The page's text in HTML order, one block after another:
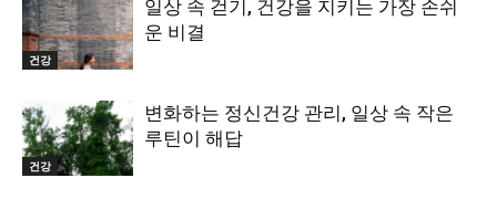
건강
일상 속 걷기, 건강을 지키는 가장 손쉬
운 비결
건강
변화하는 정신건강 관리, 일상 속 작은
루틴이 해답